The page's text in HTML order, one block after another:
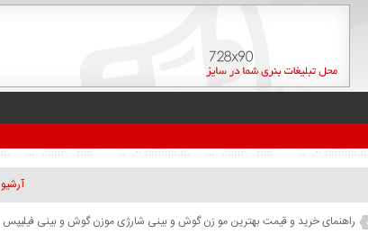
آرشیو
راهنمای خرید و قیمت بهترین مو زن گوش و بینی شارژی موزن گوش و بینی فیلیپس